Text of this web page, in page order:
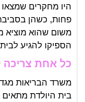
היו מחקרים
פחות, כשהן
משום שהוא מוציא
הספיקו להגיע
כל אחת צריכה
משרד הבריאות
בית היולדת מתאים